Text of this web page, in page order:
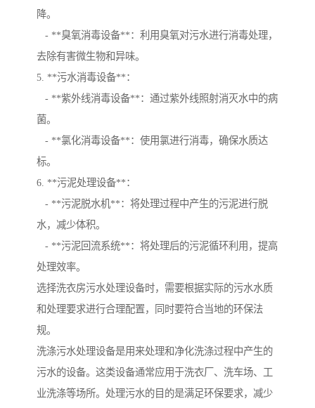
降。
- **臭氧消毒设备**：利用臭氧对污水进行消毒处理，
去除有害微生物和异味。
5. **污水消毒设备**：
- **紫外线消毒设备**：通过紫外线照射消灭水中的病
菌。
- **氯化消毒设备**：使用氯进行消毒，确保水质达
标。
6. **污泥处理设备**：
- **污泥脱水机**：将处理过程中产生的污泥进行脱
水，减少体积。
- **污泥回流系统**：将处理后的污泥循环利用，提高
处理效率。
选择洗衣房污水处理设备时，需要根据实际的污水水质
和处理要求进行合理配置，同时要符合当地的环保法
规。
洗涤污水处理设备是用来处理和净化洗涤过程中产生的
污水的设备。这类设备通常应用于洗衣厂、洗车场、工
业洗涤等场所。处理污水的目的是满足环保要求，减少